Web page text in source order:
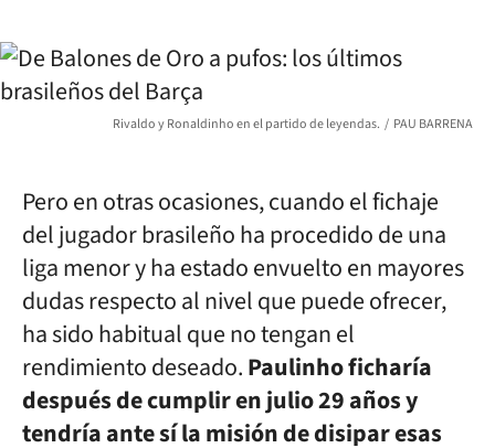
Rivaldo y Ronaldinho en el partido de leyendas. PAU BARRENA
Pero en otras ocasiones, cuando el fichaje
del jugador brasileño ha procedido de una
liga menor y ha estado envuelto en mayores
dudas respecto al nivel que puede ofrecer,
ha sido habitual que no tengan el
rendimiento deseado.Paulinho ficharía
después de cumplir en julio 29 años y
tendría ante sí la misión de disipar esas